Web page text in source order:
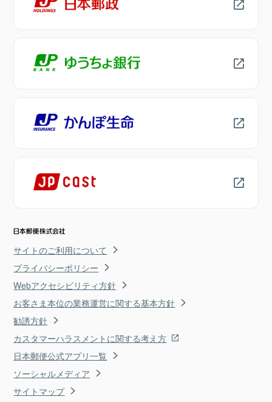
サイトのご利用について
プライバシーポリシー
Webアクセシビリティ方針
お客さま本位の業務運営に関する基本方針
勧誘方針
カスタマーハラスメントに関する考え方
日本郵便公式アプリ一覧
ソーシャルメディア
サイトマップ